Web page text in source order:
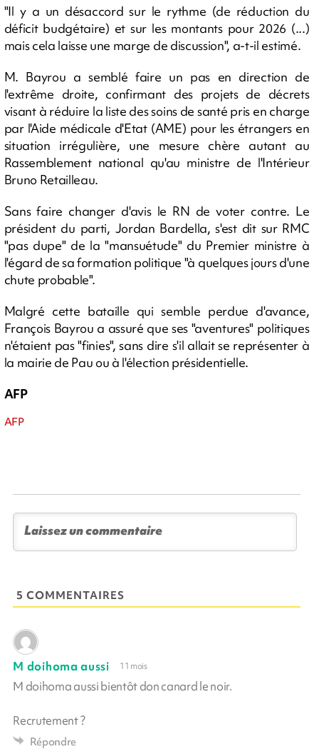
"Il y a un désaccord sur le rythme (de réduction du
déficit budgétaire) et sur les montants pour 2026 (...)
mais cela laisse une marge de discussion", a-t-il estimé.
M. Bayrou a semblé faire un pas en direction de
l'extrême droite, confirmant des projets de décrets
visant à réduire la liste des soins de santé pris en charge
par l'Aide médicale d'Etat (AME) pour les étrangers en
situation irrégulière, une mesure chère autant au
Rassemblement national qu'au ministre de l'Intérieur
Bruno Retailleau.
Sans faire changer d'avis le RN de voter contre. Le
président du parti, Jordan Bardella, s'est dit sur RMC
"pas dupe" de la "mansuétude" du Premier ministre à
l'égard de sa formation politique "à quelques jours d'une
chute probable".
Malgré cette bataille qui semble perdue d'avance,
François Bayrou a assuré que ses "aventures" politiques
n'étaient pas "finies", sans dire s'il allait se représenter à
la mairie de Pau ou à l'élection présidentielle.
AFP
AFP
5 COMMENTAIRES
M doihoma aussi 11 mois
M doihoma aussi bientôt don canard le noir.
Recrutement ?
Répondre